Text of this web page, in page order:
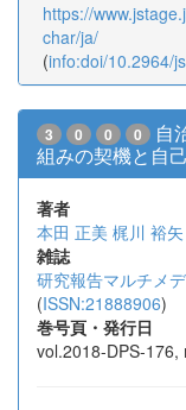
https://
char/ja/
(info:doi/10.2964/
3 0 0 0
自
組みの契機と自
著者
本田 正美 梶川 裕矢
雑誌
研究報告マルチメ
(ISSN:21888906)
巻号頁・発行日
vol.2018-DPS-